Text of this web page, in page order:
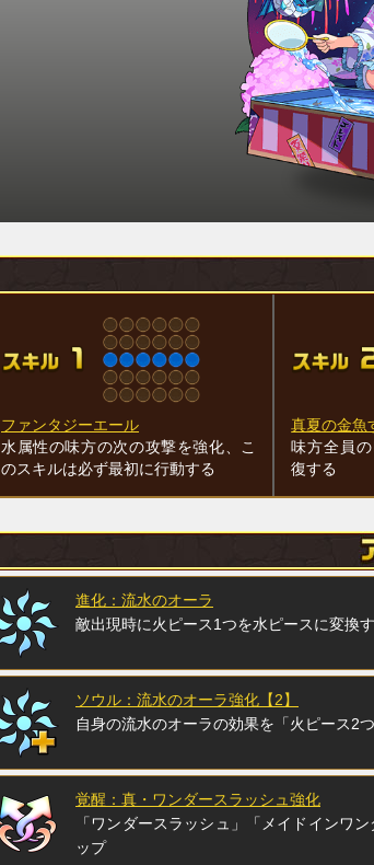
ファンタジーエール
水属性の味方の次の攻撃を強化、こ
のスキルは必ず最初に行動する
真夏の金魚
味方全員
復する
進化：流水のオーラ
敵出現時に火ピース1つを水ピースに変換
ソウル：流水のオーラ強化【2】
自身の流水のオーラの効果を「火ピース2
覚醒：真・ワンダースラッシュ強化
「ワンダースラッシュ」「メイドインワ
ップ